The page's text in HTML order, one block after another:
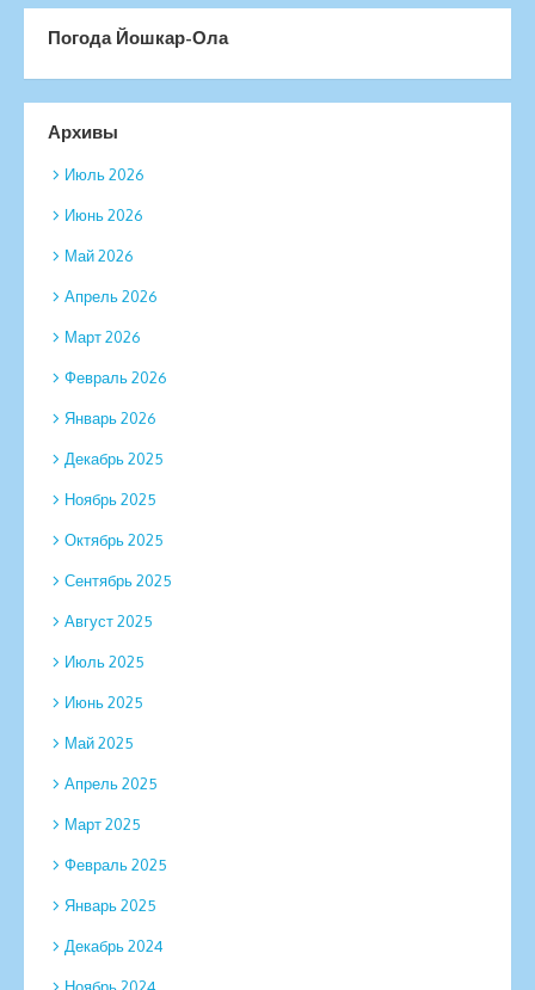
Погода Йошкар-Ола
Архивы
Июль 2026
Июнь 2026
Май 2026
Апрель 2026
Март 2026
Февраль 2026
Январь 2026
Декабрь 2025
Ноябрь 2025
Октябрь 2025
Сентябрь 2025
Август 2025
Июль 2025
Июнь 2025
Май 2025
Апрель 2025
Март 2025
Февраль 2025
Январь 2025
Декабрь 2024